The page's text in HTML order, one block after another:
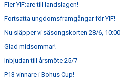
Fler YIF:are till landslagen!
Fortsatta ungdomsframgångar för YIF!
Nu släpper vi säsongskorten 28/6, 10:00
Glad midsommar!
Inbjudan till årsmöte 25/7
P13 vinnare i Bohus Cup!